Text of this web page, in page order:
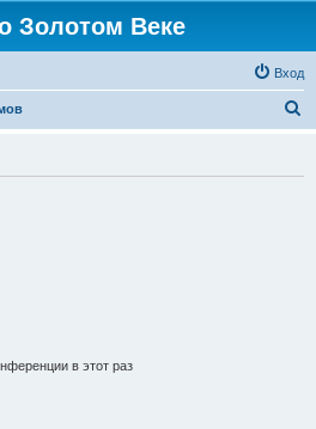
Золотом Веке
Вход
в этот раз